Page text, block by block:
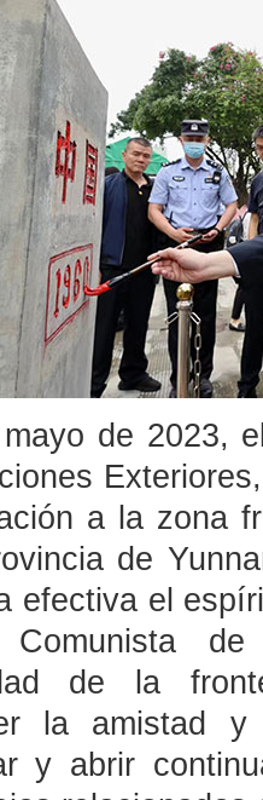
de 2023,
a la zona
de
efectiva el
Comunista
de la
la amistad
y abrir